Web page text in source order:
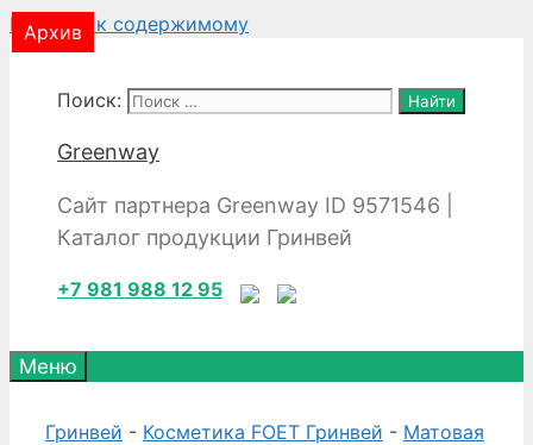
Перейти к содержимому
Поиск:
Greenway
Сайт партнера Greenway ID 9571546 |
Каталог продукции Гринвей
+7 981 988 12 95
Меню
Гринвей - Косметика FOET Гринвей - Матовая
Архив